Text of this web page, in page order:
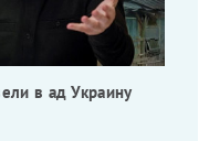
в ад Украину